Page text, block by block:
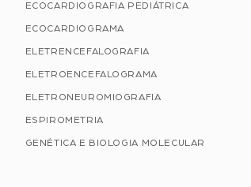
ECOCARDIOGRAFIA PEDIÁTRICA
ECOCARDIOGRAMA
ELETRENCEFALOGRAFIA
ELETROENCEFALOGRAMA
ELETRONEUROMIOGRAFIA
ESPIROMETRIA
GENÉTICA E BIOLOGIA MOLECULAR